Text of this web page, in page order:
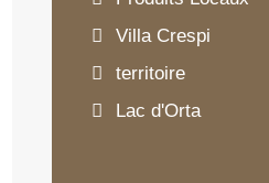
Villa Crespi
territoire
Lac d'Orta